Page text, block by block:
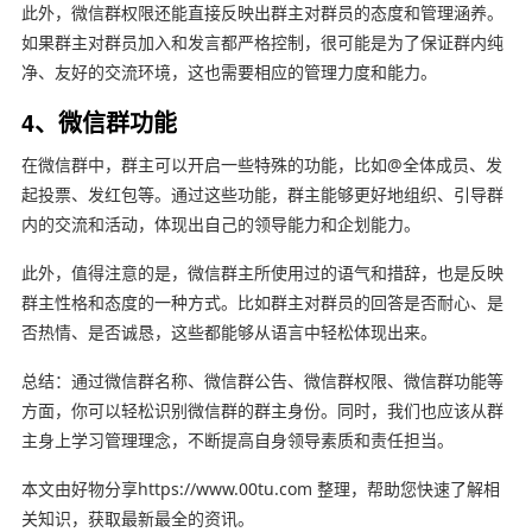
此外，微信群权限还能直接反映出群主对群员的态度和管理涵养。
如果群主对群员加入和发言都严格控制，很可能是为了保证群内纯
净、友好的交流环境，这也需要相应的管理力度和能力。
4、微信群功能
在微信群中，群主可以开启一些特殊的功能，比如@全体成员、发
起投票、发红包等。通过这些功能，群主能够更好地组织、引导群
内的交流和活动，体现出自己的领导能力和企划能力。
此外，值得注意的是，微信群主所使用过的语气和措辞，也是反映
群主性格和态度的一种方式。比如群主对群员的回答是否耐心、是
否热情、是否诚恳，这些都能够从语言中轻松体现出来。
总结：通过微信群名称、微信群公告、微信群权限、微信群功能等
方面，你可以轻松识别微信群的群主身份。同时，我们也应该从群
主身上学习管理理念，不断提高自身领导素质和责任担当。
本文由好物分享https://www.00tu.com 整理，帮助您快速了解相
关知识，获取最新最全的资讯。